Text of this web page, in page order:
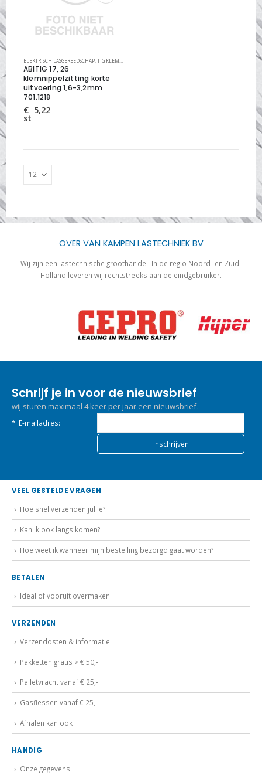
ELEKTRISCH LASGEREEDSCHAP TIG KLEMNIPPELZITTINGEN ABITIG CLASSIC
ABITIG 17, 26
klemnippelzitting korte
uitvoering 1,6-3,2mm
701.1218
€ 5,22
st
OVER VAN KAMPEN LASTECHNIEK BV
Wij zijn een lastechnische groothandel. In de regio Noord- en Zuid-
Holland leveren wij rechtstreeks aan de eindgebruiker.
Schrijf je in voor de nieuwsbrief
wij sturen maximaal 4 keer per jaar een nieuwsbrief.
Pakketten gratis > € 50,-